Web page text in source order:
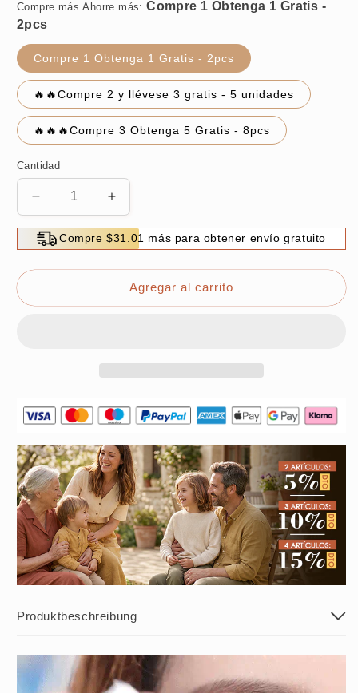
Compre más Ahorre más:
Compre 1 Obtenga 1 Gratis - 2pcs
🔥🔥Compre 2 y llévese 3 gratis - 5 unidades
🔥🔥🔥Compre 3 Obtenga 5 Gratis - 8pcs
Cantidad
Reducir
cantidad
para
Delineador
líquido
de
Aumentar
cantidad
para
Delineador
líquido
ultrafino
de
Compre $31.01 más para obtener envío gratuito
Agregar al carrito
Produktbeschreibung